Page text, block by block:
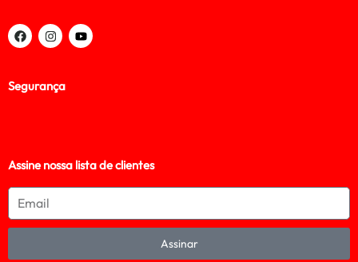
Segurança
Assine nossa lista de clientes
Assinar